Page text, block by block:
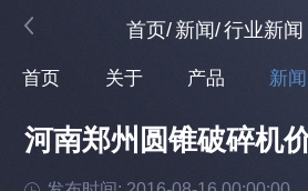
首页/ 新闻/行业新闻
首页 关于 产品 新闻
河南郑州圆锥破碎机